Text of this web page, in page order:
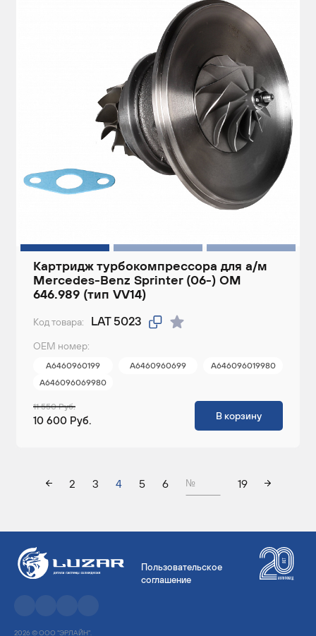
Картридж турбокомпрессора для а/м
Mercedes-Benz Sprinter (06-) OM
646.989 (тип VV14)
Код товара: LAT 5023
ОЕМ номер:
A6460960199 A6460960699
A646096019980
A646096069980
11 550 Руб.
10 600 Руб. В корзину
2 3 4 5 6 № 19
Пользовательское
соглашение
2026 © ООО "ЭРЛАЙН".